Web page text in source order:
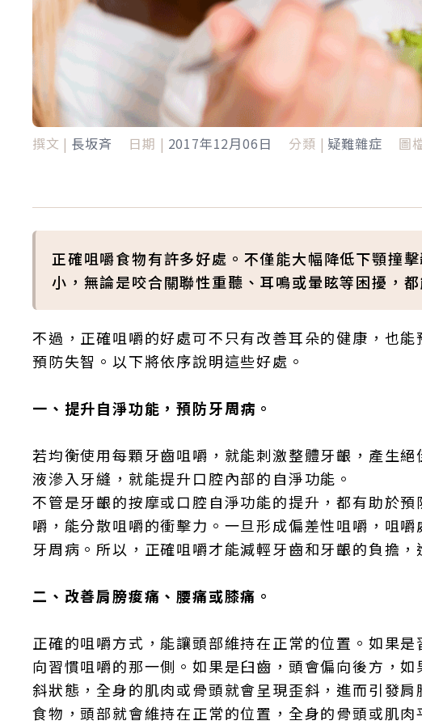
撰文 | 長坂斉 日期 | 2017年12月06日 分類 | 疑難雜症 圖
正確咀嚼食物有許多好處。不僅能大幅降低下顎撞
小，無論是咬合關聯性重聽、耳鳴或暈眩等困擾，
不過，正確咀嚼的好處可不只有改善耳朵的健康，也
預防失智。以下將依序說明這些好處。
一、提升自淨功能，預防牙周病。
若均衡使用每顆牙齒咀嚼，就能刺激整體牙齦，產生
液滲入牙縫，就能提升口腔內部的自淨功能。
不管是牙齦的按摩或口腔自淨功能的提升，都有助於
嚼，能分散咀嚼的衝擊力。一旦形成偏差性咀嚼，咀
牙周病。所以，正確咀嚼才能減輕牙齒和牙齦的負擔，
二、改善肩膀痠痛、腰痛或膝痛。
正確的咀嚼方式，能讓頭部維持在正常的位置。如果
向習慣咀嚼的那一側。如果是臼齒，頭會偏向後方，
斜狀態，全身的肌肉或骨頭就會呈現歪斜，進而引發
食物，頭部就會維持在正常的位置，全身的骨頭或肌